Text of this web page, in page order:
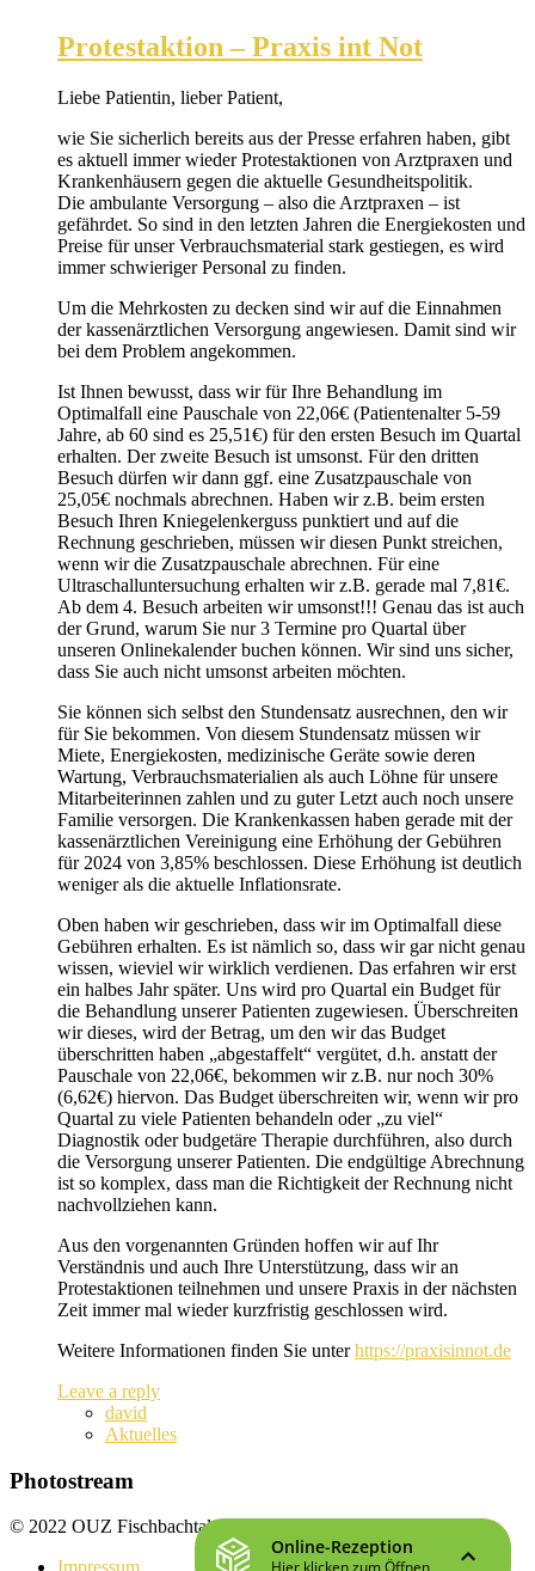
Protestaktion – Praxis int Not
Liebe Patientin, lieber Patient,
wie Sie sicherlich bereits aus der Presse erfahren haben, gibt
es aktuell immer wieder Protestaktionen von Arztpraxen und
Krankenhäusern gegen die aktuelle Gesundheitspolitik.
Die ambulante Versorgung – also die Arztpraxen – ist
gefährdet. So sind in den letzten Jahren die Energiekosten und
Preise für unser Verbrauchsmaterial stark gestiegen, es wird
immer schwieriger Personal zu finden.
Um die Mehrkosten zu decken sind wir auf die Einnahmen
der kassenärztlichen Versorgung angewiesen. Damit sind wir
bei dem Problem angekommen.
Ist Ihnen bewusst, dass wir für Ihre Behandlung im
Optimalfall eine Pauschale von 22,06€ (Patientenalter 5-59
Jahre, ab 60 sind es 25,51€) für den ersten Besuch im Quartal
erhalten. Der zweite Besuch ist umsonst. Für den dritten
Besuch dürfen wir dann ggf. eine Zusatzpauschale von
25,05€ nochmals abrechnen. Haben wir z.B. beim ersten
Besuch Ihren Kniegelenkerguss punktiert und auf die
Rechnung geschrieben, müssen wir diesen Punkt streichen,
wenn wir die Zusatzpauschale abrechnen. Für eine
Ultraschalluntersuchung erhalten wir z.B. gerade mal 7,81€.
Ab dem 4. Besuch arbeiten wir umsonst!!! Genau das ist auch
der Grund, warum Sie nur 3 Termine pro Quartal über
unseren Onlinekalender buchen können. Wir sind uns sicher,
dass Sie auch nicht umsonst arbeiten möchten.
Sie können sich selbst den Stundensatz ausrechnen, den wir
für Sie bekommen. Von diesem Stundensatz müssen wir
Miete, Energiekosten, medizinische Geräte sowie deren
Wartung, Verbrauchsmaterialien als auch Löhne für unsere
Mitarbeiterinnen zahlen und zu guter Letzt auch noch unsere
Familie versorgen. Die Krankenkassen haben gerade mit der
kassenärztlichen Vereinigung eine Erhöhung der Gebühren
für 2024 von 3,85% beschlossen. Diese Erhöhung ist deutlich
weniger als die aktuelle Inflationsrate.
Oben haben wir geschrieben, dass wir im Optimalfall diese
Gebühren erhalten. Es ist nämlich so, dass wir gar nicht genau
wissen, wieviel wir wirklich verdienen. Das erfahren wir erst
ein halbes Jahr später. Uns wird pro Quartal ein Budget für
die Behandlung unserer Patienten zugewiesen. Überschreiten
wir dieses, wird der Betrag, um den wir das Budget
überschritten haben „abgestaffelt“ vergütet, d.h. anstatt der
Pauschale von 22,06€, bekommen wir z.B. nur noch 30%
(6,62€) hiervon. Das Budget überschreiten wir, wenn wir pro
Quartal zu viele Patienten behandeln oder „zu viel“
Diagnostik oder budgetäre Therapie durchführen, also durch
die Versorgung unserer Patienten. Die endgültige Abrechnung
ist so komplex, dass man die Richtigkeit der Rechnung nicht
nachvollziehen kann.
Aus den vorgenannten Gründen hoffen wir auf Ihr
Verständnis und auch Ihre Unterstützung, dass wir an
Protestaktionen teilnehmen und unsere Praxis in der nächsten
Zeit immer mal wieder kurzfristig geschlossen wird.
Weitere Informationen finden Sie unterhttps://praxisinnot.de
Leave a reply
david
Aktuelles
Photostream
© 2022 OUZ Fischbachtal